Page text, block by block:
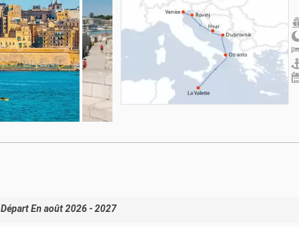
Départ En août 2026 - 2027